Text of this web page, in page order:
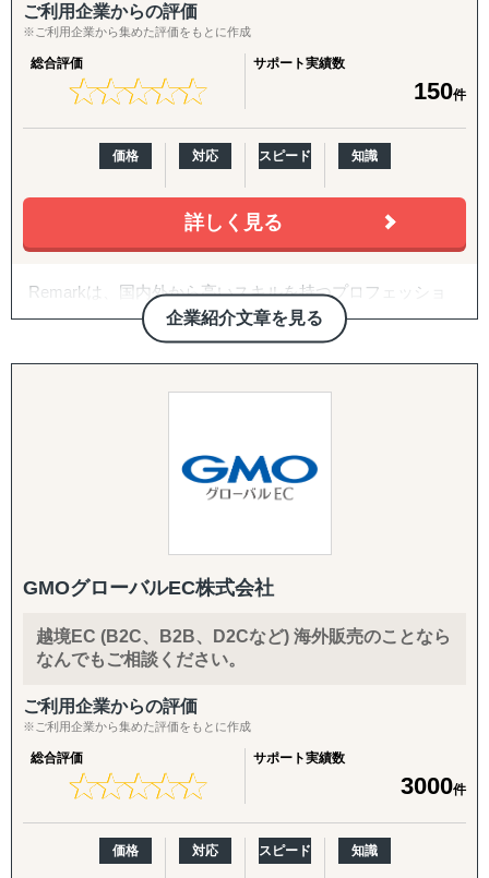
【海外進出パッケージ（ライト）】
海外展開の「最初の一歩」として、有望国選定・需要調
査・現地規制調査・初期戦略設計・初期営業仮説の整理ま
でを短期集中で実施。方向性を明確にし、次の意思決定に
つなげます。
【海外進出パッケージ（米国）】
準備・戦略フェーズ（事前整理/分析・FDA対応・B2B/EC
準備）から、実行・検証フェーズ（営業代行・パートナー
開拓、小売テスト販売、Amazon運用、販売データ分析、
ます。
【パッケージに追加・継続できる支援メニュー】
導入企業さまのニーズに応じ、以下のオプション・中長期
施策を柔軟に組み合わせてご提供します。
英語HP／LP制作、展示会配布用チラシ（One Pager）、カ
商品認証届（SKU追加）、登録工場の追加
輸出入代行、最適な物流体制の構築、現地在庫セットアッ
プ、現地ロジスティクス構築
現地活動：
展示会出展支援（市場調査・参加・企業面談・ブース出展
代行）、商談会・ポップアップイベントの企画運用、商談
B2B深耕：
新規アプローチ継続、契約締結アドバイス・交渉支援（売
買・代理店）
・成果コミット型のアプローチ：
単なる助言やデスクワークではなく、進出後の事業推進ま
で伴走します。
・柔軟かつ包括的なサービス提供：
企業様ごとに最適化したカスタムメイドの支援を提供しま
Visalはインドネシアを中心に、以下の主要国を対象とした
・インドネシア
・フィリピン
・ベトナム
ナーとして、Visalは確かな実行力でサポートします。
株式会社Visalと共に、ASEAN市場で新たな未来を切り拓
きましょう。
ご利用企業からの評価
※ご利用企業から集めた評価をもとに作成
総合評価
★★★★★
★★★★★
サポート実績数
150件
価格 対応 スピード 知識
詳しく見る
企業紹介文章を見る
Remarkは、国内外から高いスキルを持つプロフェッショ
ナルが集まる東京生まれのエージェンシーです。
文化も経験も多様性のあるユニークなチームで、日本の見
過ごされがちな価値をグローバル目線で見出し、海外に発
海外でビジネスを展開する場合、「英語が話せる」だけで
は成功への道はなかなか難しいでです。
貴社の持つ価値を海外目線で捉え直し、届けたいオーディ
エンスに【伝える】を効率的に展開することを得意として
おります。
海外で
★伝わるメッセージを作りたい
★惹かれるブランドデザインを作りたい
★ブランドの向上したい
★マーケティング戦略を見直したい
★顧客満足度を上げたい
★効果的にリーチできるチャンネルの最適化をしたい
こんな声にお応えしてきました。
GMOグローバルEC株式会社
越境EC (B2C、B2B、D2Cなど) 海外販売のことなら
なんでもご相談ください。
ご利用企業からの評価
※ご利用企業から集めた評価をもとに作成
総合評価
★★★★★
★★★★★
サポート実績数
3000件
価格 対応 スピード 知識